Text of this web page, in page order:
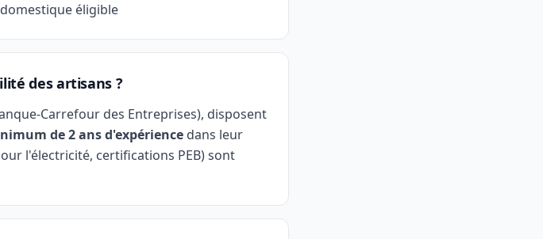
éligible
des artisans ?
Carrefour des Entreprises), disposent
de 2 ans d'expérience dans leur
l'électricité, certifications PEB) sont